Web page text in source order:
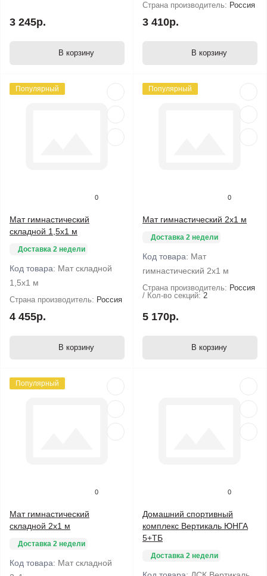
3 245р.
В корзину
Страна производитель: Россия
3 410р.
В корзину
Популярный
0
Мат гимнастический
складной 1,5х1 м
Доставка 2 недели
Код товара: Мат складной
1,5х1 м
Страна производитель: Россия
4 455р.
В корзину
Популярный
0
Мат гимнастический 2х1 м
Доставка 2 недели
Код товара: Мат
гимнастический 2х1 м
Страна производитель: Россия
Кол-во секций: 2
5 170р.
В корзину
Популярный
0
Мат гимнастический
складной 2х1 м
Доставка 2 недели
Код товара: Мат складной
0
Домашний спортивный
комплекс Вертикаль ЮНГА
5+ТБ
Доставка 2 недели